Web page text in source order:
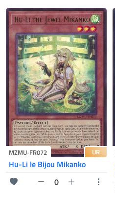
MZMU-FR072 UR
Hu-Li le Bijou Mikanko
0